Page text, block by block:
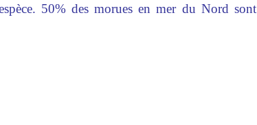
50% des morues en mer du Nord sont